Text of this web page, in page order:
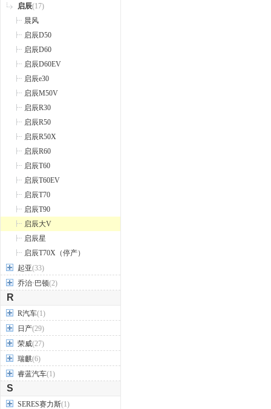
启辰(17)
晨风
启辰D50
启辰D60
启辰D60EV
启辰e30
启辰M50V
启辰R30
启辰R50
启辰R50X
启辰R60
启辰T60
启辰T60EV
启辰T70
启辰T90
启辰大V
启辰星
启辰T70X（停产）
起亚(33)
乔治·巴顿(2)
R
R汽车(1)
日产(29)
荣威(27)
瑞麒(6)
睿蓝汽车(1)
S
SERES赛力斯(1)